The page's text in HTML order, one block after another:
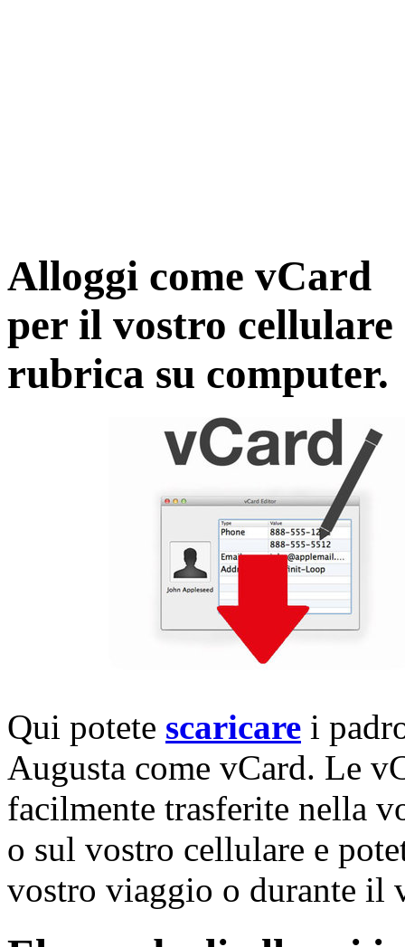
Alloggi come vCard
per il vostro cellulare
rubrica su computer.
Qui potete scaricare i
Augusta come vCard. Le
facilmente trasferite nella
o sul vostro cellulare e
vostro viaggio o durante il